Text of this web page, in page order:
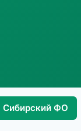
Сибирский ФО